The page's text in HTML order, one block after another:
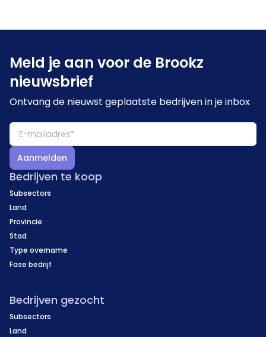
Meld je aan voor de Brookz
nieuwsbrief
Ontvang de nieuwst geplaatste bedrijven in je inbox
Aanmelden
Bedrijven te koop
Subsectors
Land
Provincie
Stad
Type overname
Fase bedrijf
Bedrijven gezocht
Subsectors
Land